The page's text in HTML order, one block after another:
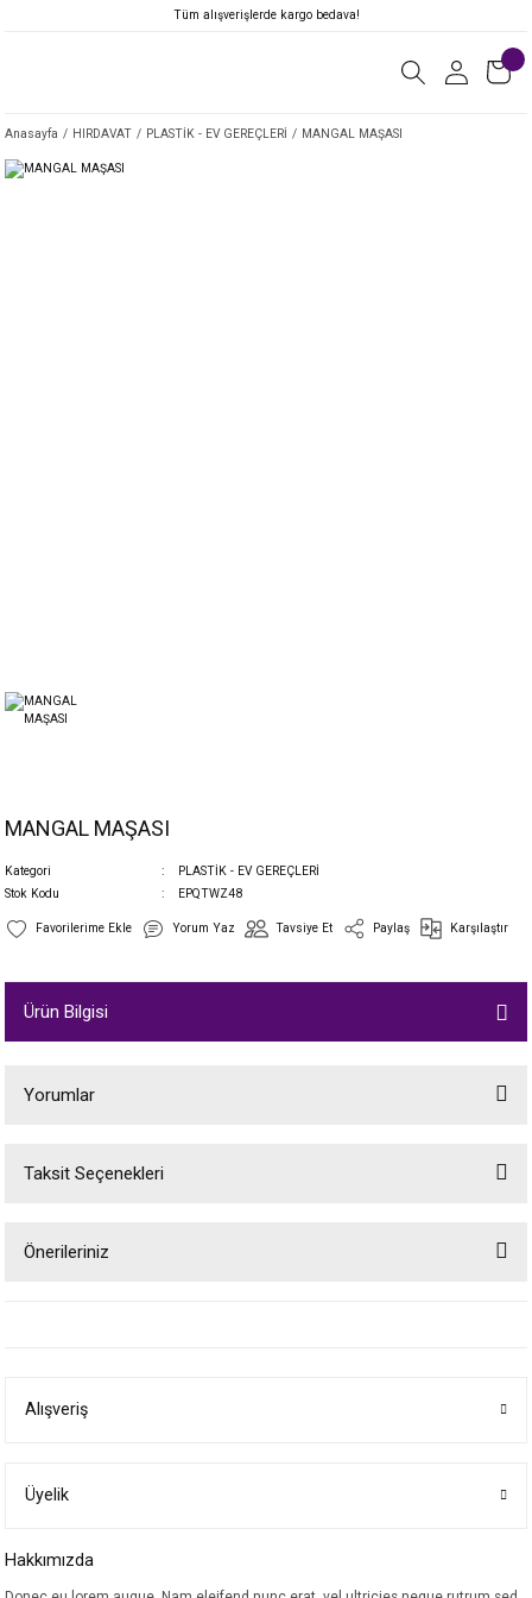
Tüm alışverişlerde kargo bedava!
Anasayfa HIRDAVAT PLASTİK - EV GEREÇLERİ MANGAL MAŞASI
MANGAL MAŞASI
Kategori
PLASTİK - EV GEREÇLERİ
Stok Kodu
EPQTWZ48
Yorum Yaz Tavsiye Et Paylaş Karşılaştır
Ürün Bilgisi
Yorumlar
Taksit Seçenekleri
Önerileriniz
Ürün bilgilerinde hatalar bulunuyor.
Bu ürüne benzer farklı alternatifler olmalı.
Alışveriş
Üyelik
Hakkımızda